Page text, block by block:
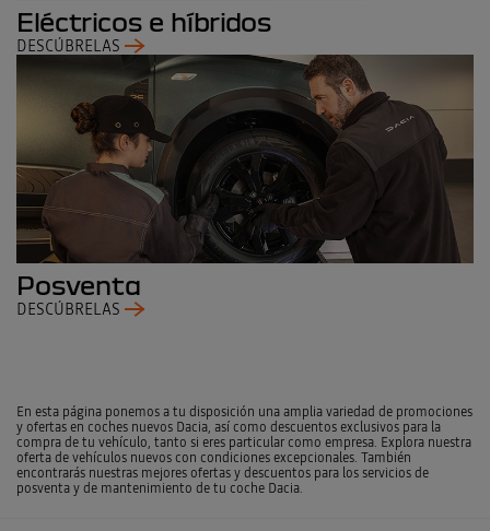
Eléctricos e híbridos
DESCÚBRELAS
Posventa
DESCÚBRELAS
En esta página ponemos a tu disposición una amplia variedad de promociones
y ofertas en coches nuevos Dacia, así como descuentos exclusivos para la
compra de tu vehículo, tanto si eres particular como empresa. Explora nuestra
oferta de vehículos nuevos con condiciones excepcionales. También
encontrarás nuestras mejores ofertas y descuentos para los servicios de
posventa y de mantenimiento de tu coche Dacia.